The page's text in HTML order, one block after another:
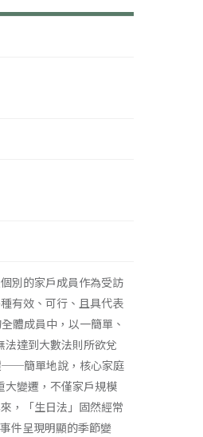
別的家戶成員作為受訪
有效、可行、且具代表
體成員中，以一簡單、
達到大數法則所欲兌
──簡單地說，核心家庭
大變遷，不僅家戶規模
，「生日法」固然經常
件呈現明顯的季節變